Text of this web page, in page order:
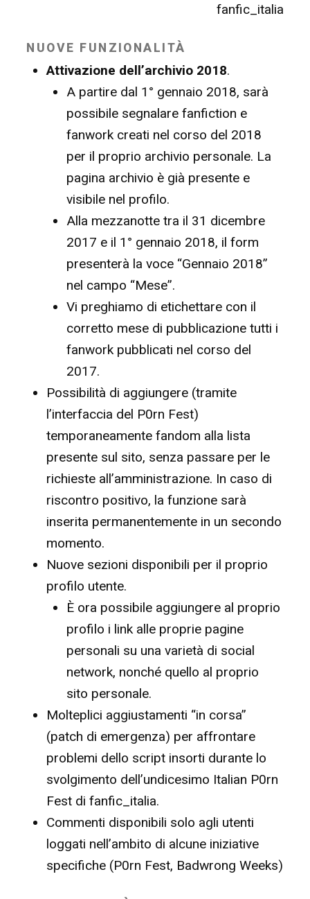
fanfic_italia
NUOVE FUNZIONALITÀ
Attivazione dell’archivio 2018.
A partire dal 1° gennaio 2018, sarà
possibile segnalare fanfiction e
fanwork creati nel corso del 2018
per il proprio archivio personale. La
pagina archivio è già presente e
visibile nel profilo.
Alla mezzanotte tra il 31 dicembre
2017 e il 1° gennaio 2018, il form
presenterà la voce “Gennaio 2018”
nel campo “Mese”.
Vi preghiamo di etichettare con il
corretto mese di pubblicazione tutti i
fanwork pubblicati nel corso del
2017.
Possibilità di aggiungere (tramite
l’interfaccia del P0rn Fest)
temporaneamente fandom alla lista
presente sul sito, senza passare per le
richieste all’amministrazione. In caso di
riscontro positivo, la funzione sarà
inserita permanentemente in un secondo
momento.
Nuove sezioni disponibili per il proprio
profilo utente.
È ora possibile aggiungere al proprio
profilo i link alle proprie pagine
personali su una varietà di social
network, nonché quello al proprio
sito personale.
Molteplici aggiustamenti “in corsa”
(patch di emergenza) per affrontare
problemi dello script insorti durante lo
svolgimento dell’undicesimo Italian P0rn
Fest di fanfic_italia.
Commenti disponibili solo agli utenti
loggati nell’ambito di alcune iniziative
specifiche (P0rn Fest, Badwrong Weeks)